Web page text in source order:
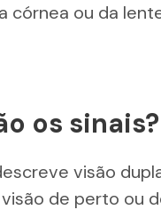
córnea ou da
os sinais?
visão
de perto ou